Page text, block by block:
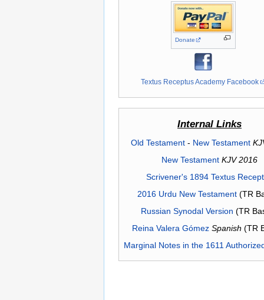
Donate
Textus Receptus Academy Facebook
Internal Links
Old Testament- New Testament
New Testament KJV 2016
Scrivener's 1894 Textus
2016 Urdu New Testament(TR
Russian Synodal Version (TR
Reina Valera Gómez Spanish (TR
Marginal Notes in the 1611